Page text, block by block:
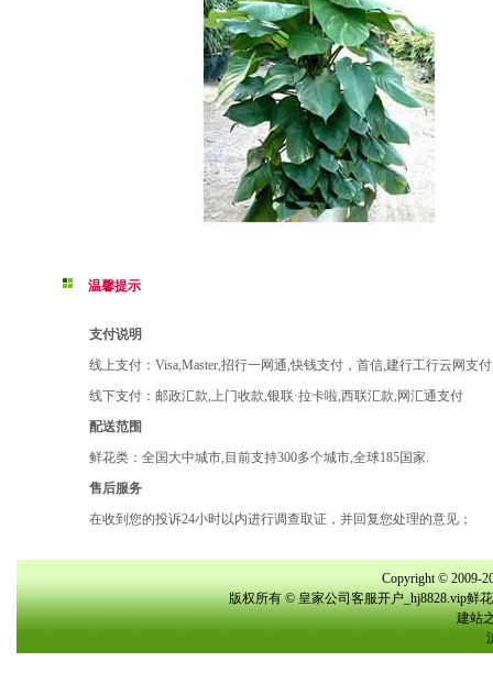
温馨提示
支付说明
线上支付：Visa,Master,招行一网通,快钱支付，首信,建行工行云网支
线下支付：邮政汇款,上门收款,银联·拉卡啦,西联汇款,网汇通支付
配送范围
鲜花类：全国大中城市,目前支持300多个城市,全球185国家.
售后服务
在收到您的投诉24小时以内进行调查取证，并回复您处理的意见；
Copyright © 2009-
版权所有 © 皇家公司客服开户_hj8828.vip鲜
建站